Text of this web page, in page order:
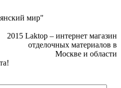
мир"
2015 Laktop – интернет магазин
отделочных материалов в
Москве и области